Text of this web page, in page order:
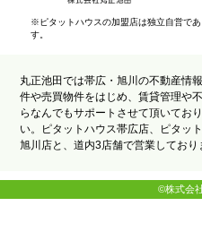
※ピタットハウスの加盟店は独立自営で
す。
丸正池田では帯広・旭川の不動産情
件や売買物件をはじめ、賃貸管理や
らなんでもサポートさせて頂いてお
い。ピタットハウス帯広店、ピタッ
旭川店と、道内3店舗で営業しており
©株式会